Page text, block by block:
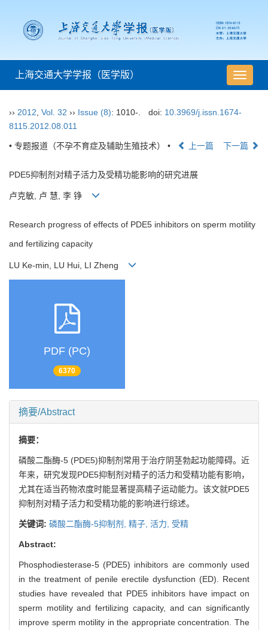
导
航
上海交通大学学报（医学版）
›› 2012 Vol. 32 ›› Issue (8): 1010-. doi: 10.3969/j.issn.1674-
8115.2012.08.011
• 专题报道（不孕不育症及辅助生殖技术） • 上一篇 下一篇
PDE5抑制剂对精子活力及受精功能影响的研究进展
卢克敏, 卢 慧, 李 铮
Research progress of effects of PDE5 inhibitors on sperm motility
and fertilizing capacity
LU Ke-min, LU Hui, LI Zheng
PDF (PC)
6370
摘要/Abstract
摘要：
磷酸二酯酶-5 (PDE5)抑制剂常用于治疗阴茎勃起功能障碍。近
年来，研究发现PDE5抑制剂对精子的活力和受精功能有影响，
尤其在适当药物浓度时能显著提高精子运动能力。该文就PDE5
抑制剂对精子活力和受精功能的影响进行综述。
关键词: 磷酸二酯酶-5抑制剂, 精子, 活力, 受精
Abstract:
Phosphodiesterase-5 (PDE5) inhibitors are commonly used
in the treatment of penile erectile dysfunction (ED). Recent
studies have revealed that PDE5 inhibitors have impact on
sperm motility and fertilizing capacity, and can significantly
improve sperm motility in the appropriate concentration. The